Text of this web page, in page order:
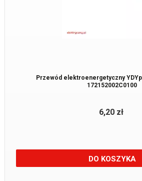
Przewód elektroenergetyczny YDYp
172152002C0100
6,20 zł
DO KOSZYKA